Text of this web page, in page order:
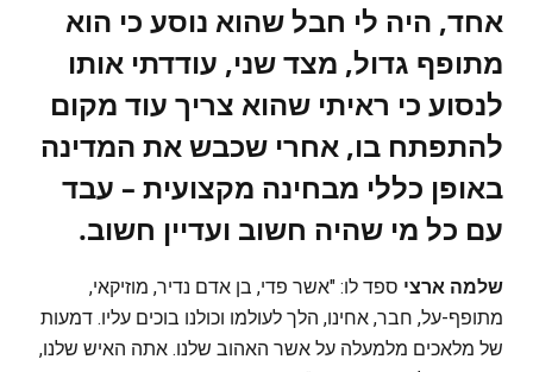
אחד, היה לי חבל שהוא נוסע כי הוא
מתופף גדול, מצד שני, עודדתי אותו
לנסוע כי ראיתי שהוא צריך עוד מקום
להתפתח בו, אחרי שכבש את המדינה
באופן כללי מבחינה מקצועית – עבד
עם כל מי שהיה חשוב ועדיין חשוב.
שלמה ארצי ספד לו: "אשר פדי, בן אדם נדיר, מוזיקאי,
מתופף-על, חבר, אחינו, הלך לעולמו וכולנו בוכים עליו. דמעות
של מלאכים מלמעלה על אשר האהוב שלנו. אתה האיש שלנו,